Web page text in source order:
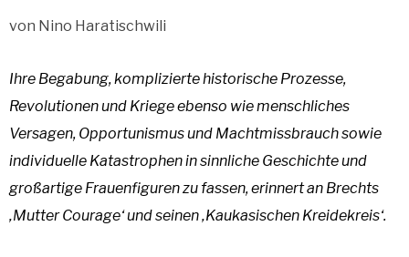
von Nino Haratischwili
Ihre Begabung, komplizierte historische Prozesse,
Revolutionen und Kriege ebenso wie menschliches
Versagen, Opportunismus und Machtmissbrauch sowie
individuelle Katastrophen in sinnliche Geschichte und
großartige Frauenfiguren zu fassen, erinnert an Brechts
‚Mutter Courage‘ und seinen ‚Kaukasischen Kreidekreis‘.